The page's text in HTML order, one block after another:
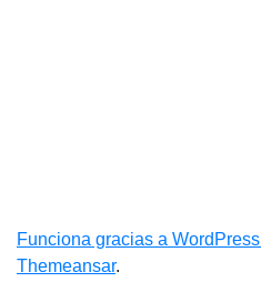
Funciona gracias a WordPress
Themeansar.